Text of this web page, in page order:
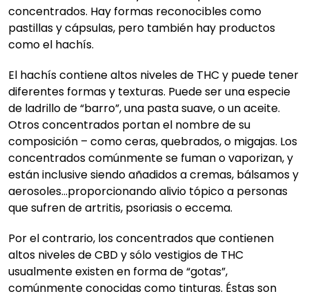
concentrados. Hay formas reconocibles como
pastillas y cápsulas, pero también hay productos
como el hachís.
El hachís contiene altos niveles de THC y puede tener
diferentes formas y texturas. Puede ser una especie
de ladrillo de “barro”, una pasta suave, o un aceite.
Otros concentrados portan el nombre de su
composición – como ceras, quebrados, o migajas. Los
concentrados comúnmente se fuman o vaporizan, y
están inclusive siendo añadidos a cremas, bálsamos y
aerosoles...proporcionando alivio tópico a personas
que sufren de artritis, psoriasis o eccema.
Por el contrario, los concentrados que contienen
altos niveles de CBD y sólo vestigios de THC
usualmente existen en forma de “gotas”,
comúnmente conocidas como tinturas. Éstas son